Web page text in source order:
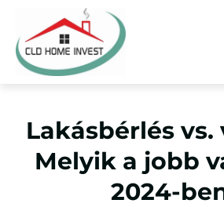
Lakásbérlés vs.
Melyik a jobb
2024-